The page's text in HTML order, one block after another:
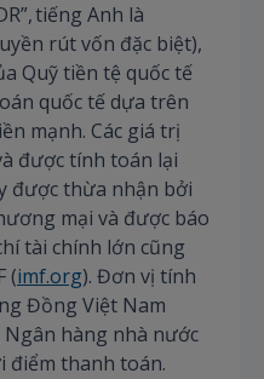
tiếng Anh là
rút vốn đặc biệt),
Quỹ tiền tệ quốc tế
quốc tế dựa trên
mạnh. Các giá trị
được tính toán lại
được thừa nhận bởi
mại và được báo
tài chính lớn cũng
(imf.org). Đơn vị tính
Đồng Việt Nam
hàng nhà nước
điểm thanh toán.